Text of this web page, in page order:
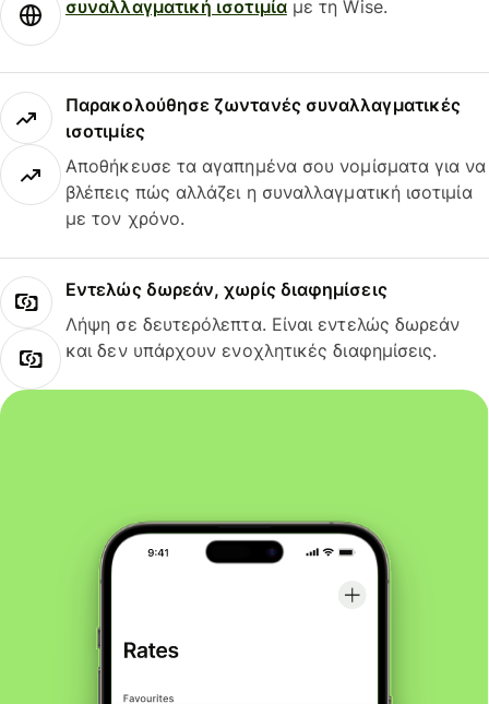
συναλλαγματική ισοτιμίαμε τη Wise.
Παρακολούθησε ζωντανές συναλλαγματικές
ισοτιμίες
Αποθήκευσε τα αγαπημένα σου νομίσματα για να
βλέπεις πώς αλλάζει η συναλλαγματική ισοτιμία
με τον χρόνο.
Εντελώς δωρεάν, χωρίς διαφημίσεις
Λήψη σε δευτερόλεπτα. Είναι εντελώς δωρεάν
και δεν υπάρχουν ενοχλητικές διαφημίσεις.